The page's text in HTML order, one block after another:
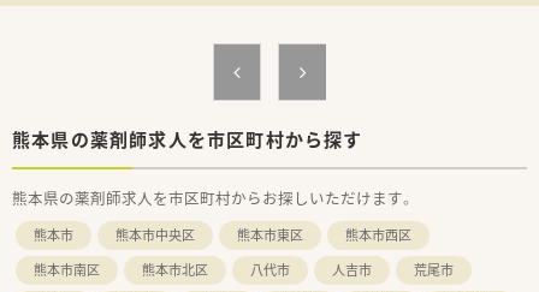
熊本県の薬剤師求人を市区町村から探す
熊本県の薬剤師求人を市区町村からお探しいただけます。
熊本市 熊本市中央区 熊本市東区
熊本市西区
熊本市南区
熊本市北区 八代市 人吉市
荒尾市